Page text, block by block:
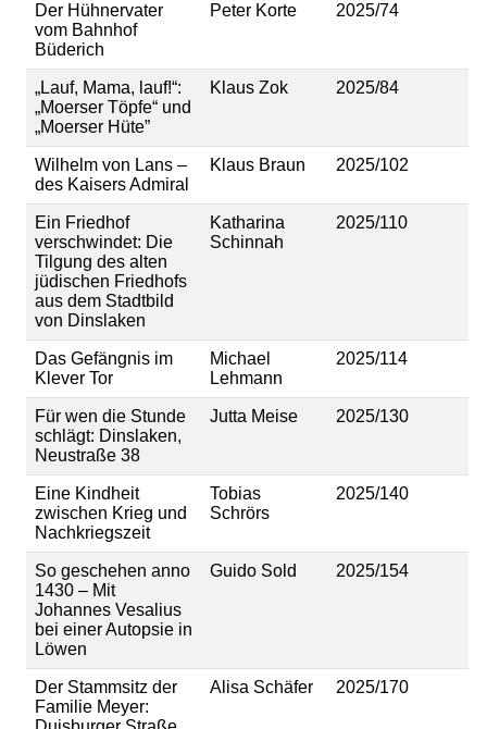
Der Hühnervater
vom Bahnhof
Büderich
Peter Korte 2025/74
„Lauf, Mama, lauf!“:
„Moerser Töpfe“ und
„Moerser Hüte”
Klaus Zok 2025/84
Wilhelm von Lans –
des Kaisers Admiral
Klaus Braun 2025/102
Ein Friedhof
verschwindet: Die
Tilgung des alten
jüdischen Friedhofs
aus dem Stadtbild
von Dinslaken
Katharina
Schinnah
2025/110
Das Gefängnis im
Klever Tor
Michael
Lehmann
2025/114
Für wen die Stunde
schlägt: Dinslaken,
Neustraße 38
Jutta Meise 2025/130
Eine Kindheit
zwischen Krieg und
Nachkriegszeit
Tobias
Schrörs
2025/140
So geschehen anno
1430 – Mit
Johannes Vesalius
bei einer Autopsie in
Löwen
Guido Sold 2025/154
Der Stammsitz der
Familie Meyer:
Alisa Schäfer 2025/170